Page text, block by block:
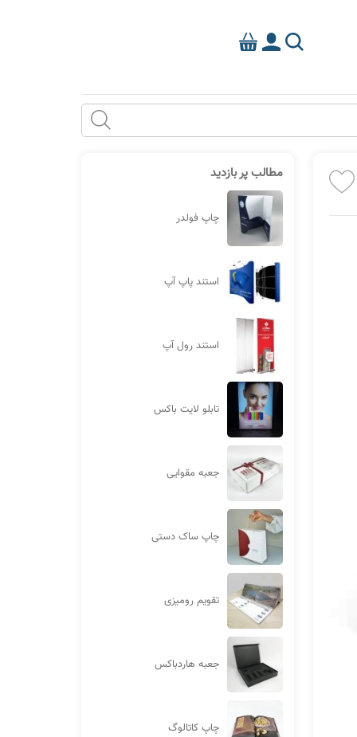
مطالب پر بازدید
چاپ فولدر
استند پاپ آپ
استند رول آپ
تابلو لایت باکس
جعبه مقوایی
چاپ ساک دستی
تقویم رومیزی
جعبه هاردباکس
چاپ کاتالوگ